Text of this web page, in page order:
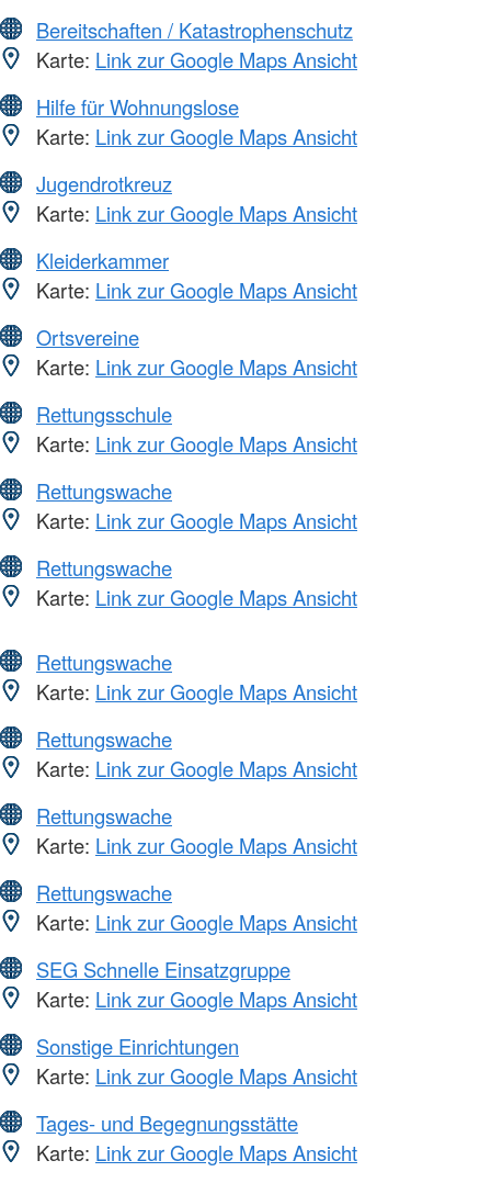
Bereitschaften / Katastrophenschutz
Karte: Link zur Google Maps Ansicht
Hilfe für Wohnungslose
Karte: Link zur Google Maps Ansicht
Jugendrotkreuz
Karte: Link zur Google Maps Ansicht
Kleiderkammer
Karte: Link zur Google Maps Ansicht
Ortsvereine
Karte: Link zur Google Maps Ansicht
Rettungsschule
Karte: Link zur Google Maps Ansicht
Rettungswache
Karte: Link zur Google Maps Ansicht
Rettungswache
Karte: Link zur Google Maps Ansicht
Rettungswache
Karte: Link zur Google Maps Ansicht
Rettungswache
Karte: Link zur Google Maps Ansicht
Rettungswache
Karte: Link zur Google Maps Ansicht
Rettungswache
Karte: Link zur Google Maps Ansicht
SEG Schnelle Einsatzgruppe
Karte: Link zur Google Maps Ansicht
Sonstige Einrichtungen
Karte: Link zur Google Maps Ansicht
Tages- und Begegnungsstätte
Karte: Link zur Google Maps Ansicht